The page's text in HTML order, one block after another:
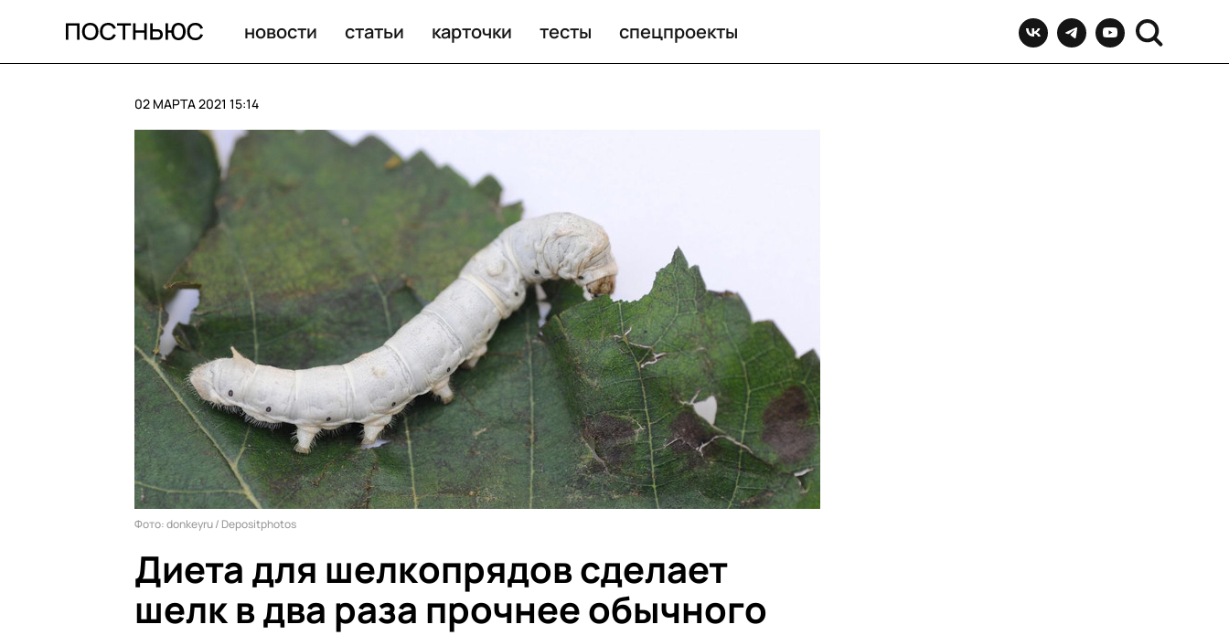
новости статьи карточки тесты спецпроекты
02 МАРТА 2021 15:14
Фото: donkeyru / Depositphotos
Диета для шелкопрядов сделает
шелк в два раза прочнее обычного